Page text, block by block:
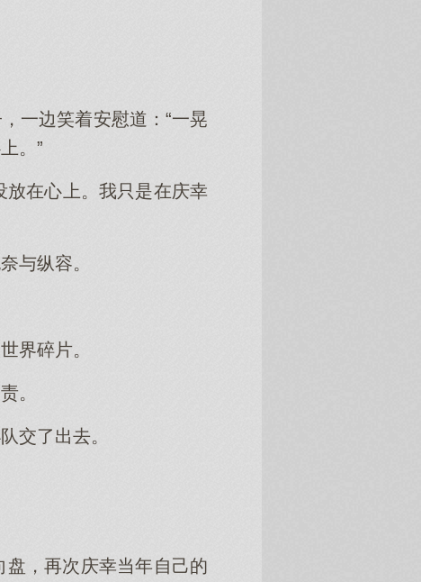
一边笑着安慰道：“一晃
。”
放在心上。我只是在庆幸
与纵容。
界碎片。
。
交了出去。
，再次庆幸当年自己的